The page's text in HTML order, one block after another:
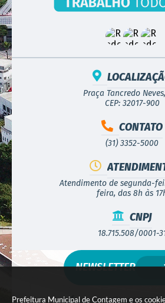
Prefeitura Municipal de Contagem e os
Praça Tancredo
CEP: 32017-900
CONTATO
(31) 3352-5000
Atendimento de segunda-
feira, das 8h às
CNPJ
18.715.508/0001-
Versão do Sistema:3.5.3 -
NEWSLETTER